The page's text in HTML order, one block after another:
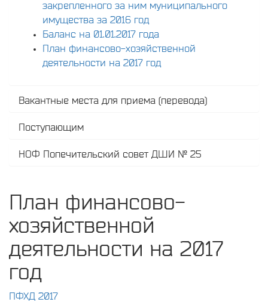
закрепленного за ним муниципального
имущества за 2016 год
Баланс на 01.01.2017 года
План финансово-хозяйственной
деятельности на 2017 год
Вакантные места для приема (перевода)
Поступающим
НОФ Попечительский совет ДШИ № 25
План финансово-
хозяйственной
деятельности на 2017
год
ПФХД 2017